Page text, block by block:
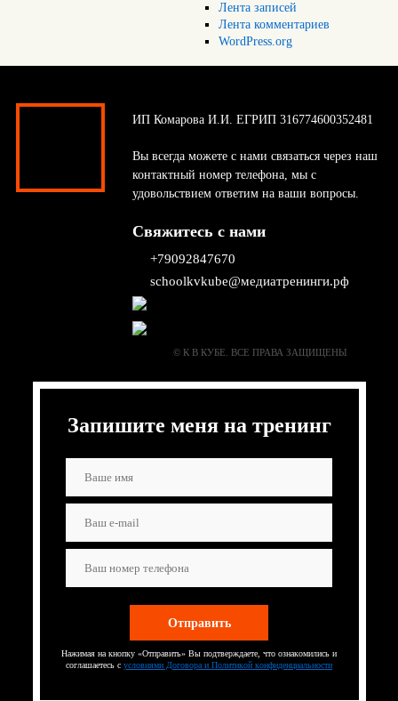
Лента записей
Лента комментариев
WordPress.org
ИП Комарова И.И. ЕГРИП 316774600352481
Вы всегда можете с нами связаться через наш
контактный номер телефона, мы с
удовольствием ответим на ваши вопросы.
Свяжитесь с нами
+79092847670
schoolkvkube@медиатренинги.рф
© К В КУБЕ. ВСЕ ПРАВА ЗАЩИЩЕНЫ
Запишите меня на тренинг
Нажимая на кнопку «Отправить» Вы подтверждаете, что ознакомились и
соглашаетесь с условиями Договора и Политикой конфиденциальности